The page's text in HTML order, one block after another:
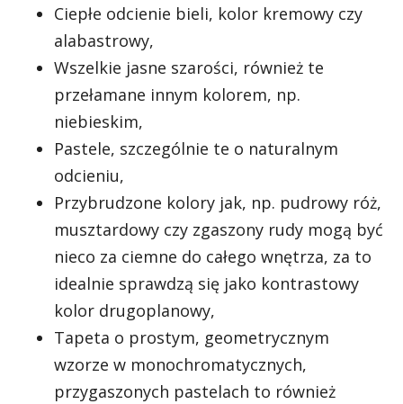
Ciepłe odcienie bieli, kolor kremowy czy
alabastrowy,
Wszelkie jasne szarości, również te
przełamane innym kolorem, np.
niebieskim,
Pastele, szczególnie te o naturalnym
odcieniu,
Przybrudzone kolory jak, np. pudrowy róż,
musztardowy czy zgaszony rudy mogą być
nieco za ciemne do całego wnętrza, za to
idealnie sprawdzą się jako kontrastowy
kolor drugoplanowy,
Tapeta o prostym, geometrycznym
wzorze w monochromatycznych,
przygaszonych pastelach to również